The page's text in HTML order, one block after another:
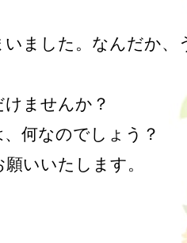
ました。なんだか、
ませんか？
何なのでしょう？
いいたします。